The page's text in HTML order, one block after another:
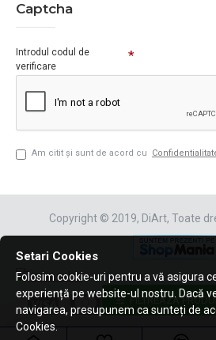
Captcha
Introdul codul de
verificare
Am citit şi sunt de acord cu
Copyright © 2019, DiArt, Toate
Setari Cookies
Folosim cookie-uri pentru a vă asigura
experiență pe website-ul nostru. Dacă
navigarea, presupunem ca sunteți de
Cookies.
FILTREAZA